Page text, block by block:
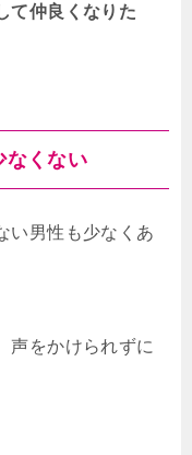
て仲良くなりた
なくない
い男性も少なくあ
声をかけられずに